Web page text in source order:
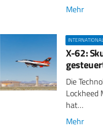
Mehr
X-62:
Die
Lockheed
hat…
Mehr